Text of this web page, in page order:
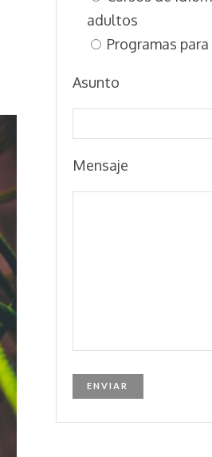
adultos
Programas
Asunto
Mensaje